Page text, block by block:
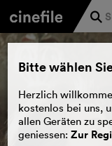
j
Bitte wählen
Herzlich
kostenlos bei uns,
allen Geräten zu
geniessen: Zur